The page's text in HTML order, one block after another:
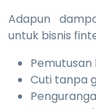
Adapun
untuk bisnis
Pemutusan
Cuti tanpa